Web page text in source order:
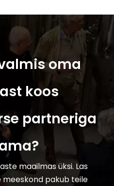
oma
koos
partneriga
maailmas üksi. Las
meeskond pakub teile